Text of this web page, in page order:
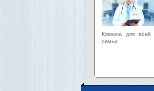
Клиника для всей
семьи